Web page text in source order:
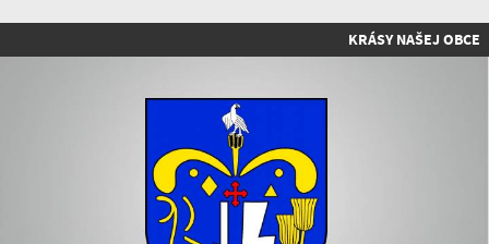
KRÁSY NAŠEJ OBCE